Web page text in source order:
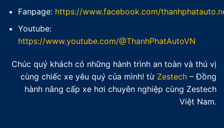
Fanpage: https://www.facebook.com/
Youtube:
https://www.youtube.com/@ThanhPhatAutoVN
Chúc quý khách có những hành trình an toàn và thú vị
cùng chiếc xe yêu quý của mình! từ Zestech – Đồng
hành nâng cấp xe hơi chuyên nghiệp cùng Zestech
Việt Nam.